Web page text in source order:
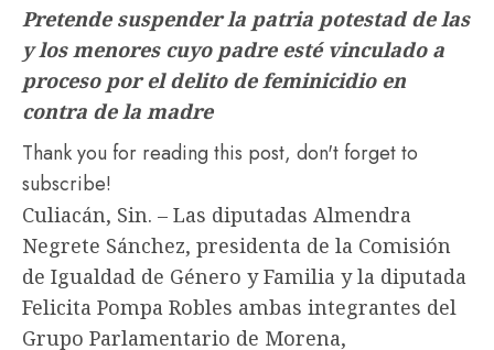
Pretende suspender la patria potestad de las
y los menores cuyo padre esté vinculado a
proceso por el delito de feminicidio en
contra de la madre
Thank you for reading this post, don't forget to
subscribe!
Culiacán, Sin. – Las diputadas Almendra
Negrete Sánchez, presidenta de la Comisión
de Igualdad de Género y Familia y la diputada
Felicita Pompa Robles ambas integrantes del
Grupo Parlamentario de Morena,